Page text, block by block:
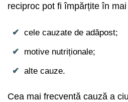
reciproc pot fi împărțite în
cele cauzate de adăpost;
motive nutriționale;
alte cauze.
Cea mai frecventă cauză a